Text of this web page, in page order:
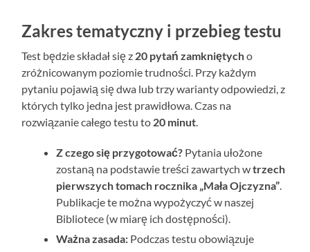
Zakres tematyczny i przebieg testu
Test będzie składał się z 20 pytań zamkniętycho
zróżnicowanym poziomie trudności. Przy każdym
pytaniu pojawią się dwa lub trzy warianty odpowiedzi, z
których tylko jedna jest prawidłowa. Czas na
rozwiązanie całego testu to 20 minut.
Z czego się przygotować? Pytania ułożone
zostaną na podstawie treści zawartych wtrzech
pierwszych tomach rocznika „Mała Ojczyzna”.
Publikacje te można wypożyczyć w naszej
Bibliotece (w miarę ich dostępności).
Ważna zasada: Podczas testu obowiązuje